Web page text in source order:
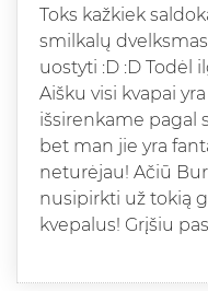
Toks kažkiek
smilkalų
uostyti :D :D Todėl
Aišku visi kvapai
išsirenkame pagal
bet man jie yra
neturėjau! Ačiū
nusipirkti už tokią
kvepalus! Grįšiu